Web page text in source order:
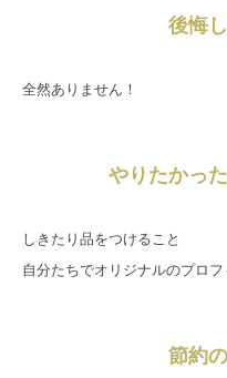
後悔
全然ありません！
やりたかっ
しきたり品をつけること
自分たちでオリジナルのプロ
節約